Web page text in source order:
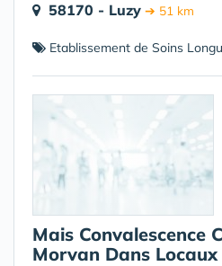
58170 - Luzy ➔ 51 km
Etablissement de Soins
Mais Convalescence
Morvan Dans